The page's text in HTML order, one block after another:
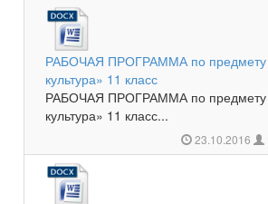
РАБОЧАЯ ПРОГРАММА по предмету
культура» 11 класс
РАБОЧАЯ ПРОГРАММА по предмету
культура» 11 класс...
23.10.2016